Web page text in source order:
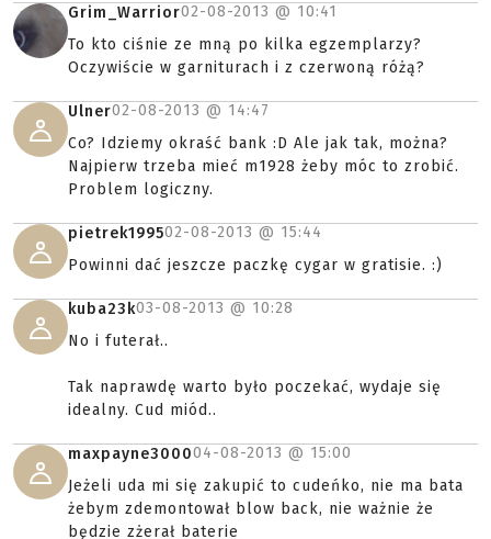
Grim_Warrior02-08-2013 @ 10:41
To kto ciśnie ze mną po kilka egzemplarzy?
Oczywiście w garniturach i z czerwoną różą?
Ulner02-08-2013 @ 14:47
Co? Idziemy okraść bank :D Ale jak tak, można?
Najpierw trzeba mieć m1928 żeby móc to zrobić.
Problem logiczny.
pietrek199502-08-2013 @ 15:44
Powinni dać jeszcze paczkę cygar w gratisie. :)
kuba23k03-08-2013 @ 10:28
No i futerał..
Tak naprawdę warto było poczekać, wydaje się
idealny. Cud miód..
maxpayne300004-08-2013 @ 15:00
Jeżeli uda mi się zakupić to cudeńko, nie ma bata
żebym zdemontował blow back, nie ważnie że
będzie zżerał baterie